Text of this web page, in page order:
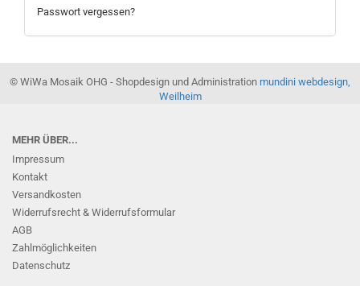
Passwort vergessen?
© WiWa Mosaik OHG - Shopdesign und Administration mundini webdesign,
Weilheim
MEHR ÜBER...
Impressum
Kontakt
Versandkosten
Widerrufsrecht & Widerrufsformular
AGB
Zahlmöglichkeiten
Datenschutz